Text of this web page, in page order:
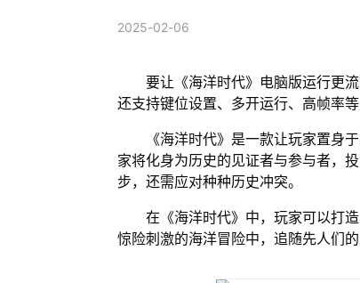
2025-02-06
要让《海洋时代》电脑版运行更
还支持键位设置、多开运行、高帧率等
《海洋时代》是一款让玩家置身
家将化身为历史的见证者与参与者，
步，还需应对种种历史冲突。
在《海洋时代》中，玩家可以打
惊险刺激的海洋冒险中，追随先人们